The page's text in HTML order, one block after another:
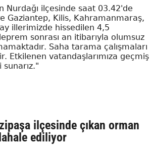
Nurdağı ilçesinde saat 03.42'de
Gaziantep, Kilis, Kahramanmaraş,
illerimizde hissedilen 4,5
sonrası an itibarıyla olumsuz
Saha tarama çalışmaları
Etkilenen vatandaşlarımıza geçmiş
ilçesinde çıkan orman
ediliyor